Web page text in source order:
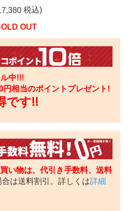
税込)
OUT
中!!!
円相当のポイントプレゼント!
です!!
い物は、代引き手数料、送料
は送料割引。詳しくは詳細